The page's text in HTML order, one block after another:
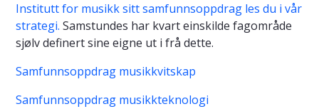
Institutt for musikk sitt samfunnsoppdrag les du i vår
strategi. Samstundes har kvart einskilde fagområde
sjølv definert sine eigne ut i frå dette.
Samfunnsoppdrag musikkvitskap
Samfunnsoppdrag musikkteknologi